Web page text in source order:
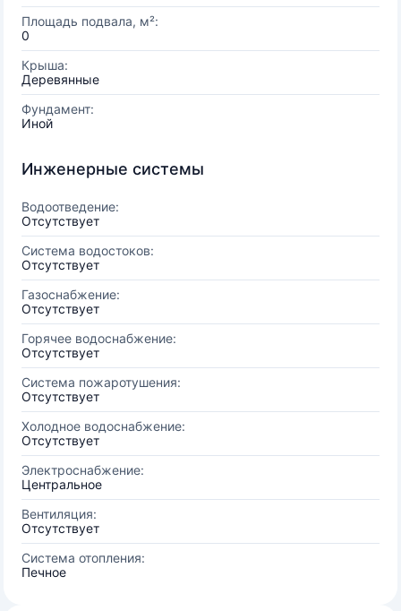
Площадь подвала, м²:
0
Крыша:
Деревянные
Фундамент:
Иной
Инженерные системы
Водоотведение:
Отсутствует
Система водостоков:
Отсутствует
Газоснабжение:
Отсутствует
Горячее водоснабжение:
Отсутствует
Система пожаротушения:
Отсутствует
Холодное водоснабжение:
Отсутствует
Электроснабжение:
Центральное
Вентиляция:
Отсутствует
Система отопления:
Печное